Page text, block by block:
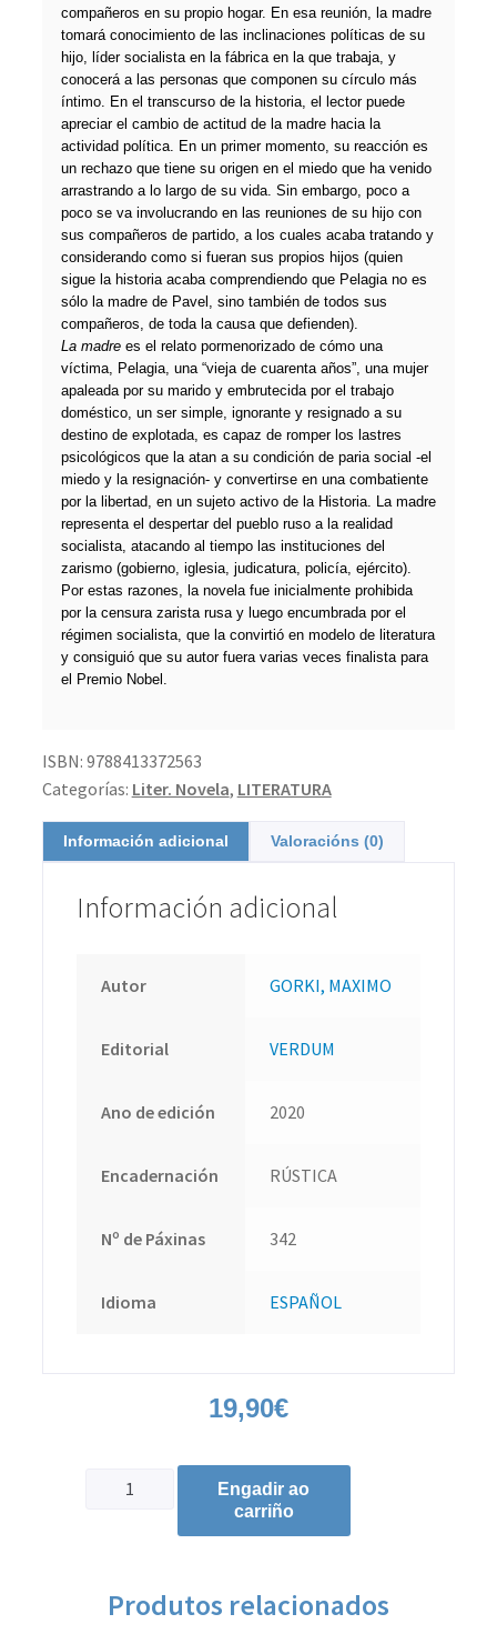
compañeros en su propio hogar. En esa reunión, la madre
tomará conocimiento de las inclinaciones políticas de su
hijo, líder socialista en la fábrica en la que trabaja, y
conocerá a las personas que componen su círculo más
íntimo. En el transcurso de la historia, el lector puede
apreciar el cambio de actitud de la madre hacia la
actividad política. En un primer momento, su reacción es
un rechazo que tiene su origen en el miedo que ha venido
arrastrando a lo largo de su vida. Sin embargo, poco a
poco se va involucrando en las reuniones de su hijo con
sus compañeros de partido, a los cuales acaba tratando y
considerando como si fueran sus propios hijos (quien
sigue la historia acaba comprendiendo que Pelagia no es
sólo la madre de Pavel, sino también de todos sus
compañeros, de toda la causa que defienden).
La madrees el relato pormenorizado de cómo una
víctima, Pelagia, una “vieja de cuarenta años”, una mujer
apaleada por su marido y embrutecida por el trabajo
doméstico, un ser simple, ignorante y resignado a su
destino de explotada, es capaz de romper los lastres
psicológicos que la atan a su condición de paria social -el
miedo y la resignación- y convertirse en una combatiente
por la libertad, en un sujeto activo de la Historia. La madre
representa el despertar del pueblo ruso a la realidad
socialista, atacando al tiempo las instituciones del
zarismo (gobierno, iglesia, judicatura, policía, ejército).
Por estas razones, la novela fue inicialmente prohibida
por la censura zarista rusa y luego encumbrada por el
régimen socialista, que la convirtió en modelo de literatura
y consiguió que su autor fuera varias veces finalista para
el Premio Nobel.
ISBN: 9788413372563
Categorías: Liter. Novela, LITERATURA
Información adicional Valoracións (0)
Información adicional
Autor GORKI, MAXIMO
Editorial VERDUM
Ano de edición 2020
Encadernación RÚSTICA
Nº de Páxinas 342
Idioma ESPAÑOL
19,90€
Engadir ao
carriño
Produtos relacionados